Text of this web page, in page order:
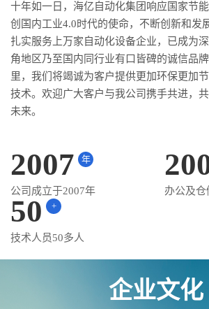
十年如一日，海亿自动化集团响应国家节
创国内工业4.0时代的使命，不断创新和发
扎实服务上万家自动化设备企业，已成为
角地区乃至国内同行业有口皆碑的诚信品
里，我们将竭诚为客户提供更加环保更加
技术。欢迎广大客户与我公司携手共进，
未来。
2007 年
公司成立于2007年 办公及仓
50 +
技术人员50多人
企业文化